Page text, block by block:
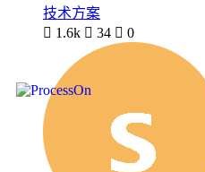
技术方案
 1.6k  34  0